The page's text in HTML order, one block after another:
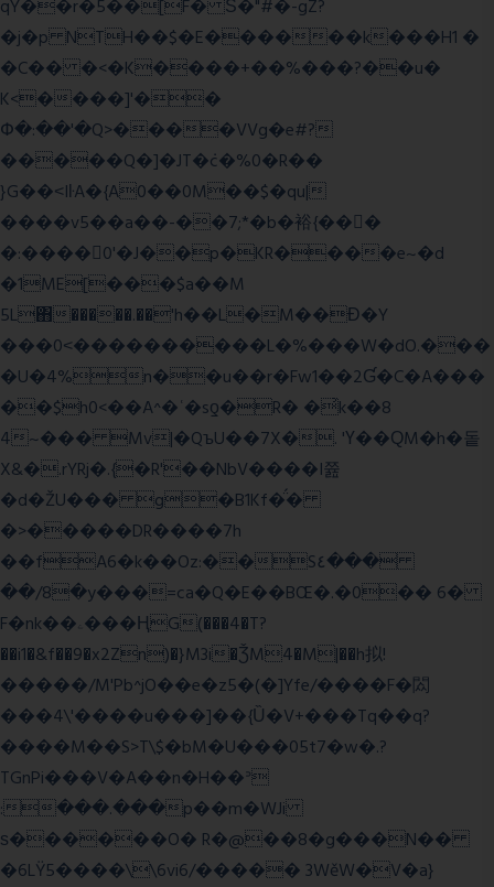
qY��r�5��[F� Ŝ�"#�-gZ?
�j�p NTH��$�E������k���H1 �
�C�� �<�K����+��%���?��u�
K<����]'��
Փ�:��'�Q>����VVg�e#?
�����Q�]�JT�݁c�%0�R��
}G��˂IŀA�{A0��0M��$�qu|
����v5��a��-��7;*�b�裕{���ً
�:����0'�J��p�KR����e~�d
�1ME[���$a��M
5L΋�����.��'h��L�M��Ɖ�Y
���0˂����������L�%���W�dO.���
�U�4%n��u��r�Fw1��2Ɠ�C�A���
��$h0<��A^�ʿ�sƍ�R� �͗k��8
4~��� Mv|�QъU��7X�. 'Ү��ԚM�h�돝
X&�.rYRj�.{�R'��NbV����I쯆
�d�ŽU��� g�B1Kf�̈́�
�>�����DR����7h
��fA6�k��Oz:��S٤���
��/8�y���=ca�Q�E��BŒ�.�0�� 6�
F�nk��ۦ���ҢG(���4�T?
��i1�&f��9�x2Zn)�}M3i�ǮM4�M|��h拟!
�����/M'Pb^jO��e�z5�(�]Yfe/����F�閦
���4\'����u���]��{Ȕ�V+���Tq��q?
����M��S>T\$�bM�U���05t7�w�.?
TGnPi���V�A��n�H��ᐣ
:���.���p��m�WJi
ѕ������O� R�@��8�g���N��
�6LŸ5����\\6vi6/����� 3WěW�V�a}